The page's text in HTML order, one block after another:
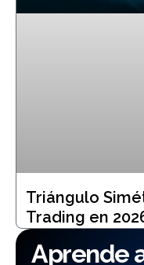
Triángulo
Trading en
Aprende